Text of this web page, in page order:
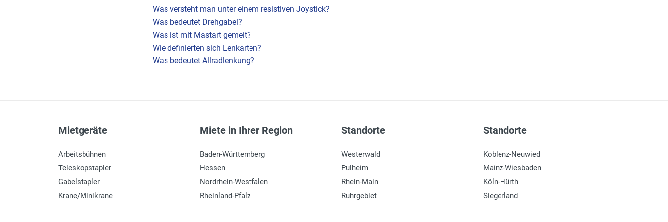
Was versteht man unter einem resistiven Joystick?
Was bedeutet Drehgabel?
Was ist mit Mastart gemeit?
Wie definierten sich Lenkarten?
Was bedeutet Allradlenkung?
Mietgeräte
Arbeitsbühnen
Teleskopstapler
Gabelstapler
Krane/Minikrane
Miete in Ihrer Region
Baden-Württemberg
Hessen
Nordrhein-Westfalen
Rheinland-Pfalz
Standorte
Westerwald
Pulheim
Rhein-Main
Ruhrgebiet
Standorte
Koblenz-Neuwied
Mainz-Wiesbaden
Köln-Hürth
Siegerland